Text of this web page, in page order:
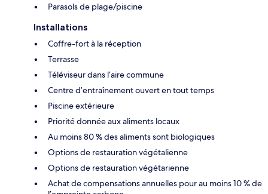
Parasols de plage/piscine
Installations
Coffre-fort à la réception
Terrasse
Téléviseur dans l’aire commune
Centre d’entraînement ouvert en tout temps
Piscine extérieure
Priorité donnée aux aliments locaux
Au moins 80 % des aliments sont biologiques
Options de restauration végétalienne
Options de restauration végétarienne
Achat de compensations annuelles pour au moins 10 % de